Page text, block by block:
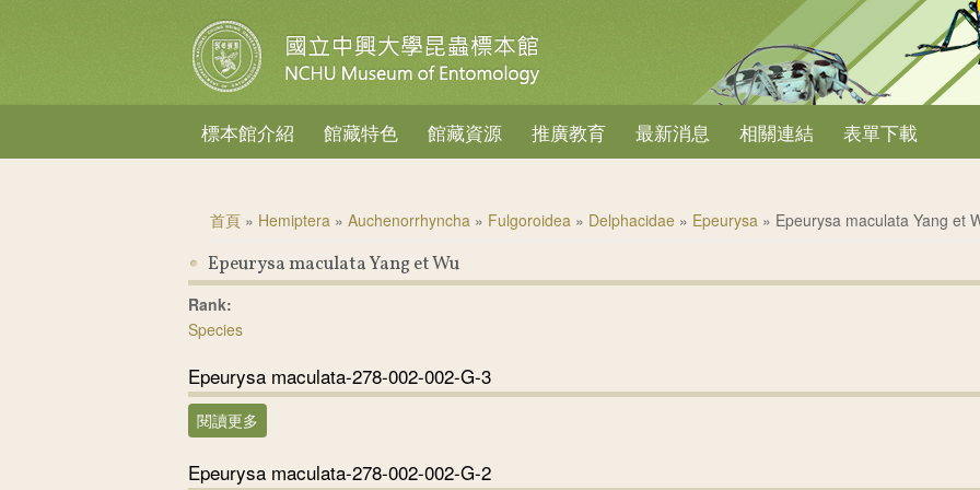
標本館介紹 館藏特色 館藏資源 推廣教育 最新消息 相關連結 表單下載
首頁 » Hemiptera » Auchenorrhyncha » Fulgoroidea » Delphacidae » Epeurysa » Epeurysa maculata Yang et
Epeurysa maculata Yang et Wu
Rank:
Species
Epeurysa maculata-278-002-002-G-3
閱讀更多
Epeurysa maculata-278-002-002-G-2